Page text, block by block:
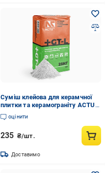
Суміш клейова для керамчної
плитки та керамограніту ACTU
GT-L 25 кг (000021746)
оцінити
235 ₴/шт.
Доставимо